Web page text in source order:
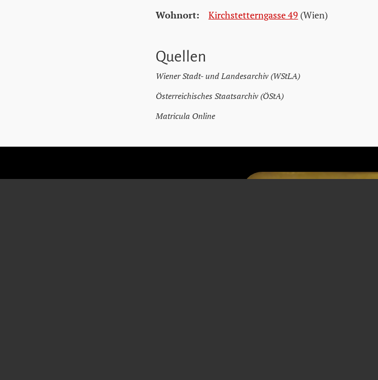
Wohnort:
Kirchstetterngasse 49 (Wien)
Quellen
Wiener Stadt- und Landesarchiv (WStLA)
Österreichisches Staatsarchiv (ÖStA)
Matricula Online